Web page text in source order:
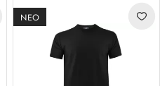
ΝΕΟ